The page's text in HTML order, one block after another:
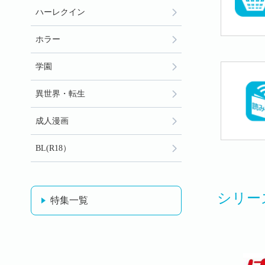
シリー
ハーレクイン
ホラー
学園
異世界・転生
成人漫画
BL(R18）
特集一覧